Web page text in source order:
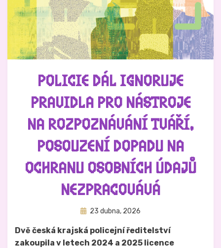
POLICIE DÁL IGNORUJE
PRAVIDLA PRO NÁSTROJE
NA ROZPOZNÁVÁNÍ TVÁŘÍ.
POSOUZENÍ DOPADU NA
OCHRANU OSOBNÍCH ÚDAJŮ
NEZPRACOVÁVÁ
AutorHynek Trojánek
Zveřejněno
23 dubna, 2026
Dvě česká krajská policejní ředitelství
zakoupila v letech 2024 a 2025 licence